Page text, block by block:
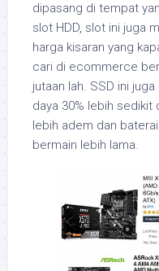
dipasang di tempat
slot HDD, slot ini juga
harga kisaran yang
cari di ecommerce
jutaan lah. SSD ini
daya 30% lebih sedikit
lebih adem dan
bermain lebih lama.